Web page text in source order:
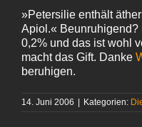
»Petersilie enthält
Apiol.« Beunruhigend?
0,2% und das ist wohl
macht das Gift. Danke
beruhigen.
14. Juni 2006 | Kategorien: